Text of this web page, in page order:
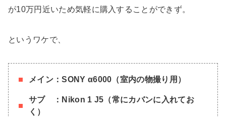
が10万円近いため気軽に購入することができず。
というワケで、
メイン：SONY α6000（室内の物撮り用）
サブ ：Nikon 1 J5（常にカバンに入れてお
く）